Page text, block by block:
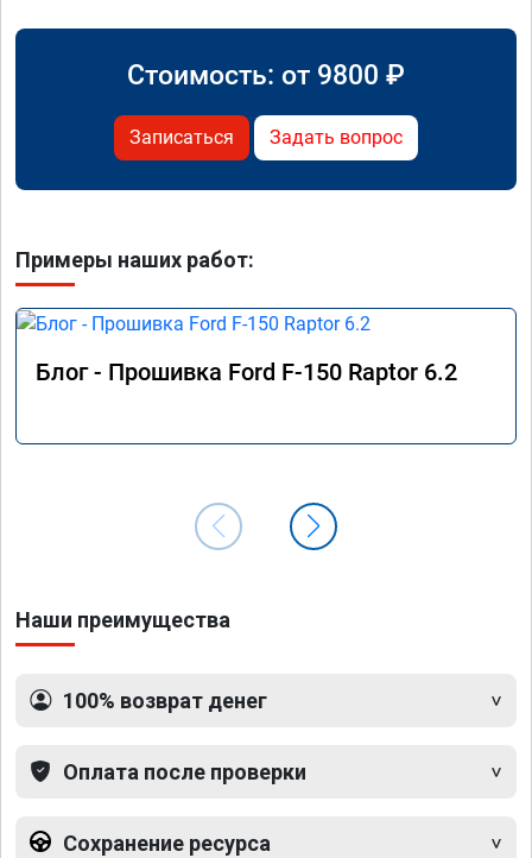
Стоимость: от 9800 ₽
Записаться Задать вопрос
Примеры наших работ:
Блог - Прошивка Ford F-150 Raptor 6.2
Наши преимущества
100% возврат денег
Оплата после проверки
Сохранение ресурса